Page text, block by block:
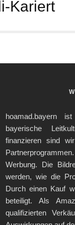
Kariert
hoamad.bayern
bayerische
finanzieren sind
Werbung. Die
werden, wie die
Durch einen Kauf
beteiligt. Als
qualifizierten